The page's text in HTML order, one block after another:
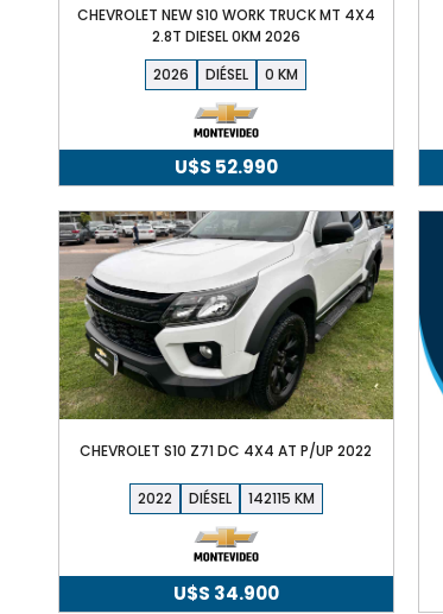
CHEVROLET NEW S10 WORK TRUCK MT 4X4
2.8T DIESEL 0KM 2026
2026
DIÉSEL 0
U$S 52.990
CHEVROLET S10 Z71 DC 4X4 AT P/UP 2022
2022 DIÉSEL 142115
U$S 34.900